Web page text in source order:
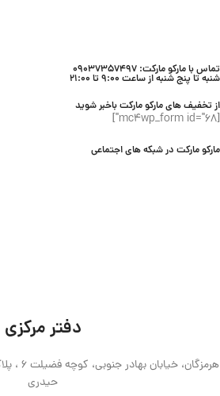
تماس با مارکو مارکت: 09037357497
شنبه تا پنج شنبه از ساعت 9:00 تا 21:00
از تخفیف های مارکو مارکت باخبر شوید
[mc4wp_form id="68"]
مارکو مارکت در شبکه های اجتماعی
دفتر مرکزی
حیدری